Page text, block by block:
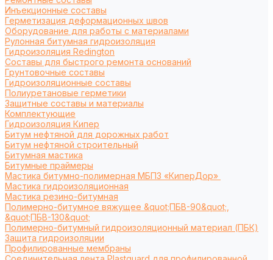
Инъекционные составы
Герметизация деформационных швов
Оборудование для работы с материалами
Рулонная битумная гидроизоляция
Гидроизоляция Redington
Составы для быстрого ремонта оснований
Грунтовочные составы
Гидроизоляционные составы
Полиуретановые герметики
Защитные составы и материалы
Комплектующие
Гидроизоляция Кипер
Битум нефтяной для дорожных работ
Битум нефтяной строительный
Битумная мастика
Битумные праймеры
Мастика битумно-полимерная МБПЗ «КиперДор»
Мастика гидроизоляционная
Мастика резино-битумная
Полимерно-битумное вяжущее &quot;ПБВ-90&quot;,
&quot;ПБВ-130&quot;
Полимерно-битумный гидроизоляционный материал (ПБК)
Защита гидроизоляции
Профилированные мембраны